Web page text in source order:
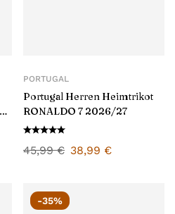
PORTUGAL
Portugal Herren Heimtrikot
RONALDO 7 2026/27
45,99€ 38,99 €
-35%